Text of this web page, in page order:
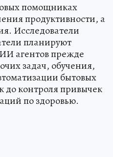
помощниках
продуктивности, а
Исследователи
планируют
агентов прежде
задач, обучения,
бытовых
до контроля привычек
по здоровью.